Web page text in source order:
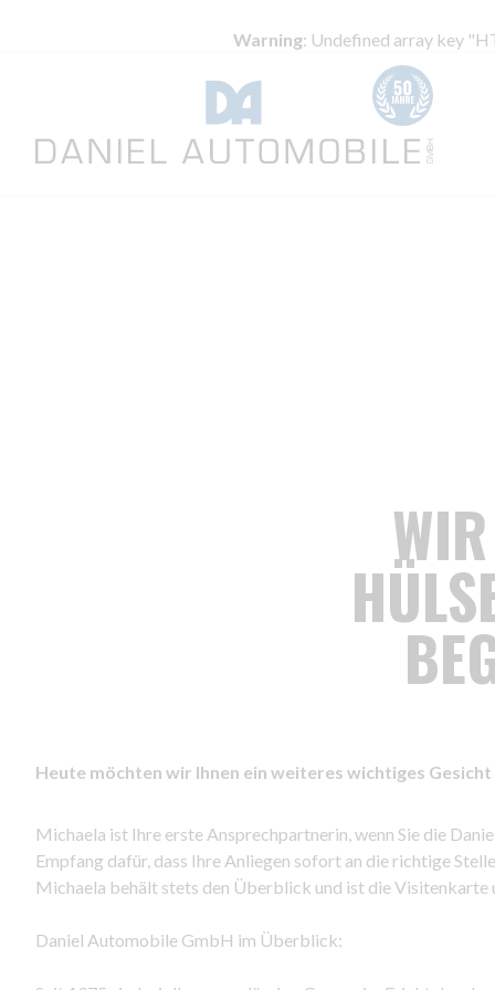
Warning: Undefined array key
Heute möchten wir Ihnen ein weiteres wichtiges
Michaela ist Ihre erste Ansprechpartnerin, wenn Sie die
Empfang dafür, dass Ihre Anliegen sofort an die richtige
Michaela behält stets den Überblick und ist die Visitenkarte
Daniel Automobile GmbH im Überblick: